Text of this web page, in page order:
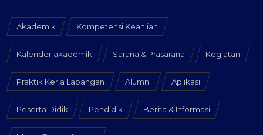
Akademik Kompetensi Keahlian
Kalender akademik Sarana & Prasarana Kegiatan
Praktik Kerja Lapangan Alumni Aplikasi
Peserta Didik Pendidik Berita & Informasi